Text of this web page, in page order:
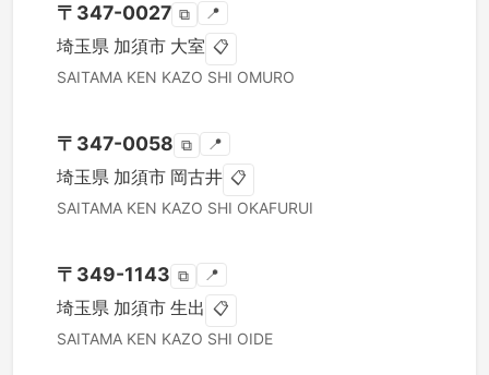
〒 347-0027 ⧉ 📍
埼玉県 加須市 大室 📋
SAITAMA KEN KAZO SHI OMURO
〒 347-0058 ⧉ 📍
埼玉県 加須市 岡古井 📋
SAITAMA KEN KAZO SHI OKAFURUI
〒 349-1143 ⧉ 📍
埼玉県 加須市 生出 📋
SAITAMA KEN KAZO SHI OIDE